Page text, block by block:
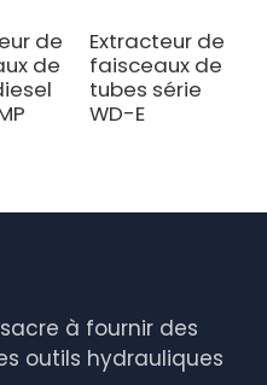
de
de
Extracteur de
faisceaux de
tubes série
WD-E
à fournir des
outils hydrauliques